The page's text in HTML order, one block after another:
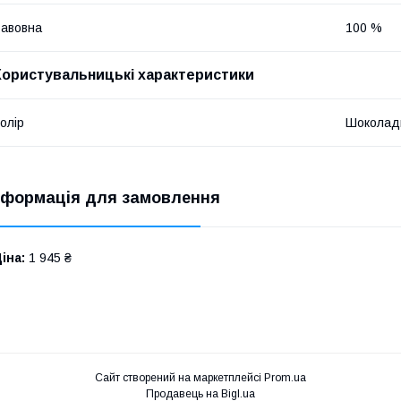
100 %
характеристики
для замовлення
1 945 ₴
Сайт створений на маркетплейсі Prom.ua
Продавець на Bigl.ua